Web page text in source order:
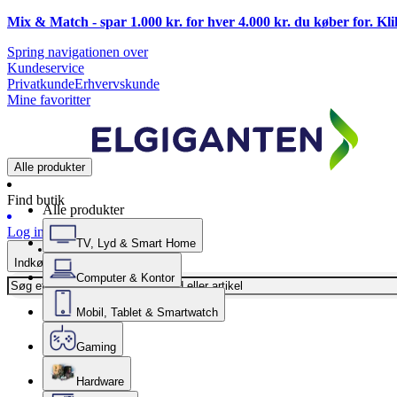
Mix & Match - spar 1.000 kr. for hver 4.000 kr. du køber for.
Spring navigationen over
Kundeservice
PrivatkundeErhvervskunde
Mine favoritter
Alle produkter
Find butik
Log ind
Indkøbskurv
Alle produkter
TV, Lyd & Smart Home
Computer & Kontor
Mobil, Tablet & Smartwatch
Gaming
Hardware